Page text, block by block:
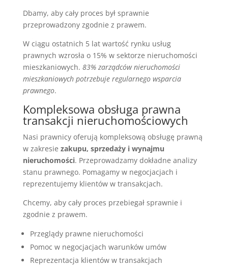
Dbamy, aby cały proces był sprawnie
przeprowadzony zgodnie z prawem.
W ciągu ostatnich 5 lat wartość rynku usług
prawnych wzrosła o 15% w sektorze nieruchomości
mieszkaniowych. 83% zarządców nieruchomości
mieszkaniowych potrzebuje regularnego wsparcia
prawnego.
Kompleksowa obsługa prawna
transakcji nieruchomościowych
Nasi prawnicy oferują kompleksową obsługę prawną
w zakresie zakupu, sprzedaży i wynajmu
nieruchomości. Przeprowadzamy dokładne analizy
stanu prawnego. Pomagamy w negocjacjach i
reprezentujemy klientów w transakcjach.
Chcemy, aby cały proces przebiegał sprawnie i
zgodnie z prawem.
Przeglądy prawne nieruchomości
Pomoc w negocjacjach warunków umów
Reprezentacja klientów w transakcjach